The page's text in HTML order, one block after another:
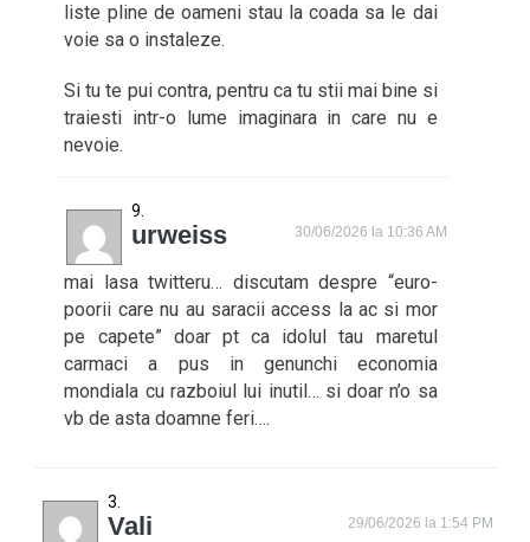
liste pline de oameni stau la coada sa le dai
voie sa o instaleze.
Si tu te pui contra, pentru ca tu stii mai bine si
traiesti intr-o lume imaginara in care nu e
nevoie.
urweiss 30/06/2026 la 10:36 AM
mai lasa twitteru… discutam despre “euro-
poorii care nu au saracii access la ac si mor
pe capete” doar pt ca idolul tau maretul
carmaci a pus in genunchi economia
mondiala cu razboiul lui inutil… si doar n’o sa
vb de asta doamne feri….
Vali 29/06/2026 la 1:54 PM